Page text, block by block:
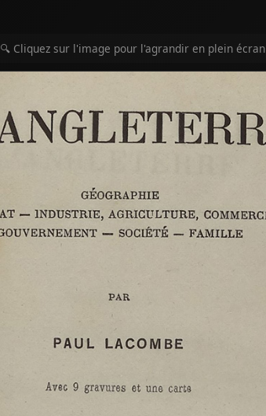
🔍 Cliquez sur l'image pour l'agrandir en plein écran